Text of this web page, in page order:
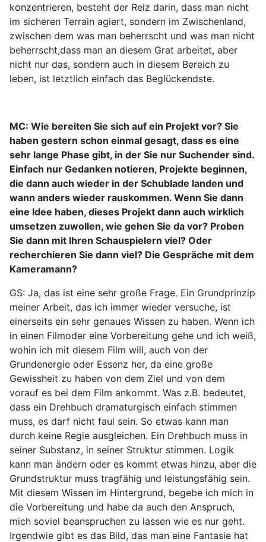
konzentrieren, besteht der Reiz darin, dass man nicht
im sicheren Terrain agiert, sondern im Zwischenland,
zwischen dem was man beherrscht und was man nicht
beherrscht,dass man an diesem Grat arbeitet, aber
nicht nur das, sondern auch in diesem Bereich zu
leben, ist letztlich einfach das Beglückendste.
MC: Wie bereiten Sie sich auf ein Projekt vor? Sie
haben gestern schon einmal gesagt, dass es eine
sehr lange Phase gibt, in der Sie nur Suchender sind.
Einfach nur Gedanken notieren, Projekte beginnen,
die dann auch wieder in der Schublade landen und
wann anders wieder rauskommen. Wenn Sie dann
eine Idee haben, dieses Projekt dann auch wirklich
umsetzen zuwollen, wie gehen Sie da vor? Proben
Sie dann mit Ihren Schauspielern viel? Oder
recherchieren Sie dann viel? Die Gespräche mit dem
Kameramann?
GS: Ja, das ist eine sehr große Frage. Ein Grundprinzip
meiner Arbeit, das ich immer wieder versuche, ist
einerseits ein sehr genaues Wissen zu haben. Wenn ich
in einen Filmoder eine Vorbereitung gehe und ich weiß,
wohin ich mit diesem Film will, auch von der
Grundenergie oder Essenz her, da eine große
Gewissheit zu haben von dem Ziel und von dem
vorauf es bei dem Film ankommt. Was z.B. bedeutet,
dass ein Drehbuch dramaturgisch einfach stimmen
muss, es darf nicht faul sein. So etwas kann man
durch keine Regie ausgleichen. Ein Drehbuch muss in
seiner Substanz, in seiner Struktur stimmen. Logik
kann man ändern oder es kommt etwas hinzu, aber die
Grundstruktur muss tragfähig und leistungsfähig sein.
Mit diesem Wissen im Hintergrund, begebe ich mich in
die Vorbereitung und habe da auch den Anspruch,
mich soviel beanspruchen zu lassen wie es nur geht.
Irgendwie gibt es das Bild, das man eine Fantasie hat